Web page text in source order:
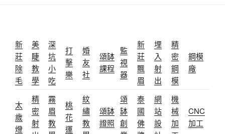
新
莊
除
毛
美
睫
教
學
深
坑
小
吃
打
擊
樂
婚
友
社
頌缽
課程
監
視
器
新
莊
飄
眉
埋
入
射
出
精
密
鋼
模
鋼模
廠
太
歲
燈
精
密
射
霧
眉
教
桃
花
運
紋
繡
教
頌缽
證照
頌
缽
創
泰
國
佛
網
站
設
機
械
加
CNC
加工